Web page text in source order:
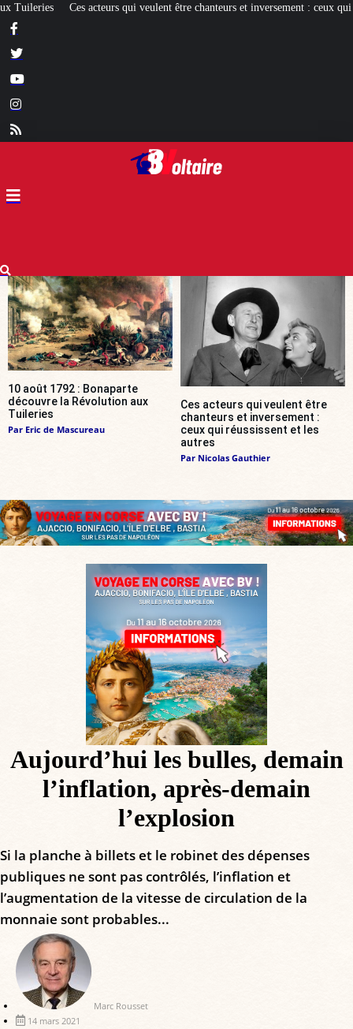
chanteurs et inversement : ceux qui réussissent et les autres [EXPO] La
10 août 1792 : Bonaparte
découvre la Révolution aux
Tuileries
Par Eric de Mascureau
Ces acteurs qui veulent être
chanteurs et inversement :
ceux qui réussissent et les
autres
Par Nicolas Gauthier
Aujourd’hui les bulles, demain
l’inflation, après-demain
l’explosion
Si la planche à billets et le robinet des dépenses
publiques ne sont pas contrôlés, l’inflation et
l’augmentation de la vitesse de circulation de la
monnaie sont probables...
Marc Rousset
14 mars 2021